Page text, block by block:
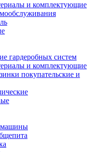
и комплектующие
гардеробных систем
и комплектующие
покупательские и
машины